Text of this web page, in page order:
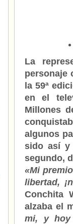
La
personaje
la 59ª
en el
Millones
algunos
sido así y
segundo,
«Mi
libertad,
Conchita
alzaba el
mi, y hoy